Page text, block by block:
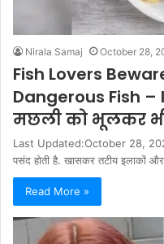
Nirala Samaj October 28,
Fish Lovers
Dangerous Fish
मछली को भूलकर
Last Updated:October 28,
पसंद होती है. खासकर तटीय इलाकों और
Read More »